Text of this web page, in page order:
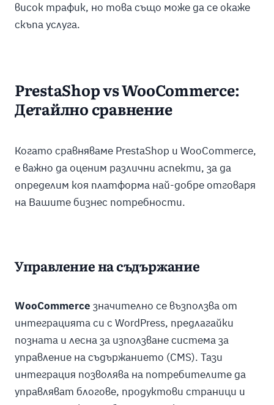
висок трафик, но това също може да се окаже
скъпа услуга.
PrestaShop vs WooCommerce:
Детайлно сравнение
Когато сравняваме PrestaShop и WooCommerce,
е важно да оценим различни аспекти, за да
определим коя платформа най-добре отговаря
на Вашите бизнес потребности.
Управление на съдържание
WooCommerce значително се възползва от
интеграцията си с WordPress, предлагайки
позната и лесна за използване система за
управление на съдържанието (CMS). Тази
интеграция позволява на потребителите да
управляват блогове, продуктови страници и